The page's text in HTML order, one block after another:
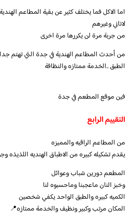
اما الاكل فما يختلف كثير عن بقية المطاعم
لاتاني وغيرهم
من جربة مرة لن يكررها مرة اخرى
من أحدث المطاعم الهندية في جدة التي تهتم
الطبق ..الخدمة ممتازه والنظافة
‏التقييم الرابع
من المطاعم الراقيه والمميزه
يقدم تشكيله كبيره من الاطباق الهنديه اللذيذه
المطعم دورين شباب وعوائل
وخبز النان ماعجبنا وماحسبوه لنا
الكميه كبيره والطبق الواحد يكفي شخصين
المكان مرتب وكبير ونظيف والخدمة ممتازه📍